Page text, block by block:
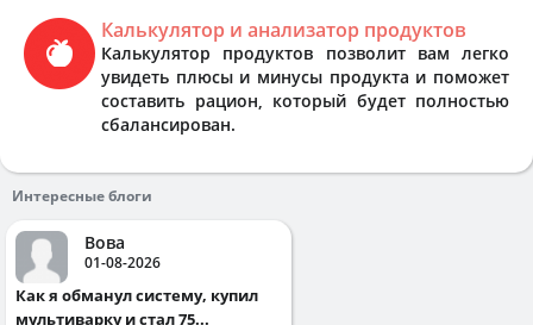
Калькулятор и анализатор продуктов
Калькулятор продуктов позволит вам легко
увидеть плюсы и минусы продукта и поможет
составить рацион, который будет полностью
сбалансирован.
Интересные блоги
Вова
01-08-2026
Как я обманул систему, купил
мультиварку и стал 75...